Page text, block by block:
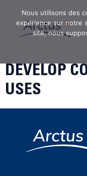
DEVELOP
USES
Nous utilisons des
expérience sur notre
site, nous